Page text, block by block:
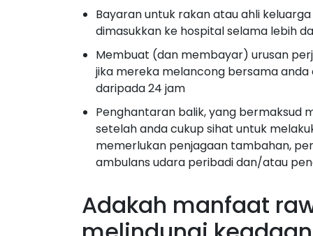
Bayaran untuk rakan atau ahli
dimasukkan ke hospital selama lebih
Membuat (dan membayar) urusan
jika mereka melancong bersama
daripada 24 jam
Penghantaran balik, yang bermaksud
setelah anda cukup sihat untuk
memerlukan penjagaan tambahan,
ambulans udara peribadi dan/atau
Adakah manfaat